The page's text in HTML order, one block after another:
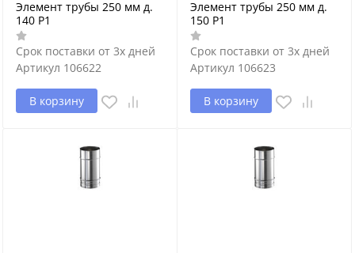
Элемент трубы 250 мм д.
140 P1
Срок поставки от 3х дней
Артикул 106622
В корзину
Элемент трубы 250 мм д.
150 P1
Срок поставки от 3х дней
Артикул 106623
В корзину